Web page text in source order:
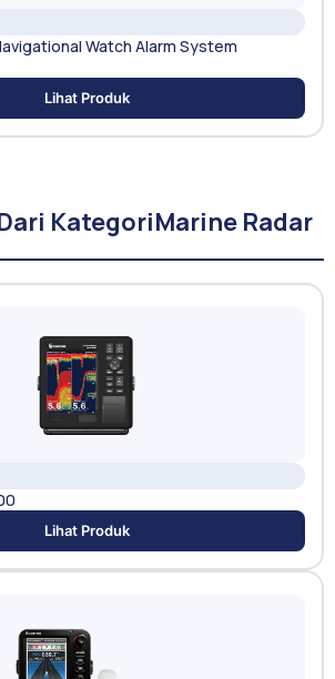
Watch Alarm System
Lihat Produk
KategoriMarine Radar
Lihat Produk